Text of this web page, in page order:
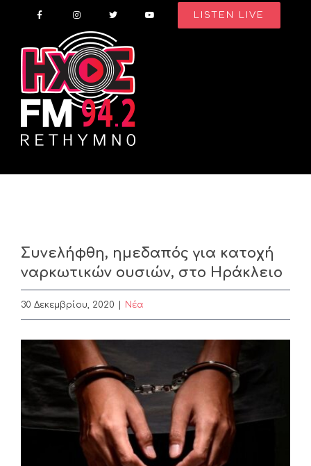
content
LISTEN LIVE
Συνελήφθη, ημεδαπός για κατοχή
ναρκωτικών ουσιών, στο Ηράκλειο
30 Δεκεμβρίου, 2020 Nέα
View
Larger